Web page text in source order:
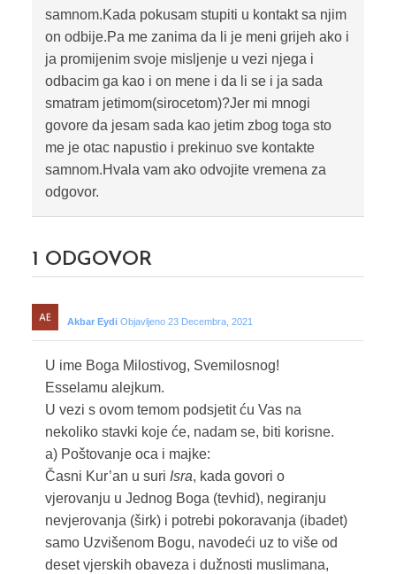
samnom.Kada pokusam stupiti u kontakt sa njim
on odbije.Pa me zanima da li je meni grijeh ako i
ja promijenim svoje misljenje u vezi njega i
odbacim ga kao i on mene i da li se i ja sada
smatram jetimom(sirocetom)?Jer mi mnogi
govore da jesam sada kao jetim zbog toga sto
me je otac napustio i prekinuo sve kontakte
samnom.Hvala vam ako odvojite vremena za
odgovor.
1 ODGOVOR
Akbar Eydi Objavljeno 23 Decembra, 2021
U ime Boga Milostivog, Svemilosnog!
Esselamu alejkum.
U vezi s ovom temom podsjetit ću Vas na
nekoliko stavki koje će, nadam se, biti korisne.
a) Poštovanje oca i majke:
Časni Kur’an u suri Isra, kada govori o
vjerovanju u Jednog Boga (tevhid), negiranju
nevjerovanja (širk) i potrebi pokoravanja (ibadet)
samo Uzvišenom Bogu, navodeći uz to više od
deset vjerskih obaveza i dužnosti muslimana,